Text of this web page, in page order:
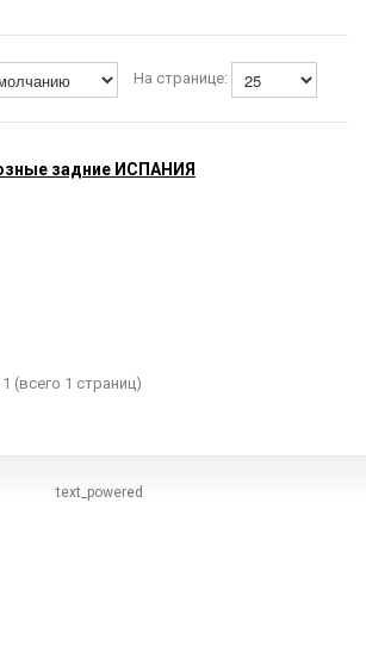
На странице:
задние ИСПАНИЯ
(всего 1 страниц)
text_powered